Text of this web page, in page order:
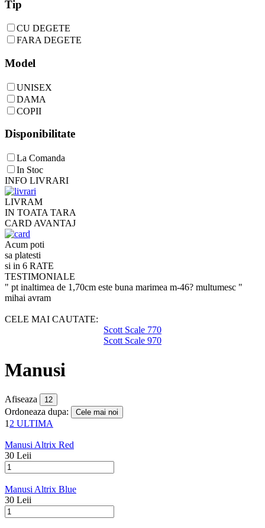
Tip
CU DEGETE
FARA DEGETE
Model
UNISEX
DAMA
COPII
Disponibilitate
La Comanda
In Stoc
INFO LIVRARI
LIVRAM
IN TOATA TARA
CARD AVANTAJ
Acum poti
sa platesti
si in 6 RATE
TESTIMONIALE
" pt inaltimea de 1,70cm este buna marimea m-46? multumesc "
mihai avram
CELE MAI CAUTATE:
Scott Scale 770
Scott Scale 970
Manusi
Afiseaza
Ordoneaza dupa:
1 2 ULTIMA
Manusi Altrix Red
30 Leii
Manusi Altrix Blue
30 Leii